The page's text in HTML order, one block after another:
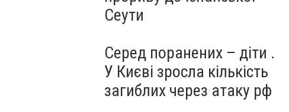
Сеути
Серед поранених – діти .
У Києві зросла кількість
загиблих через атаку рф